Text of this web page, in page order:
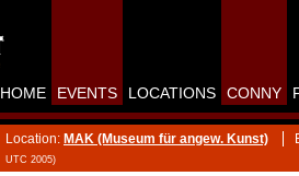
HOME EVENTS LOCATIONS CONNY
Location: MAK (Museum für angew. Kunst)
UTC 2005)